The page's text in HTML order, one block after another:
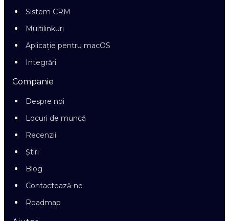
Sistem CRM
Multilinkuri
Aplicație pentru macOS
Integrări
Companie
Despre noi
Locuri de muncă
Recenzii
Știri
Blog
Contactează-ne
Roadmap